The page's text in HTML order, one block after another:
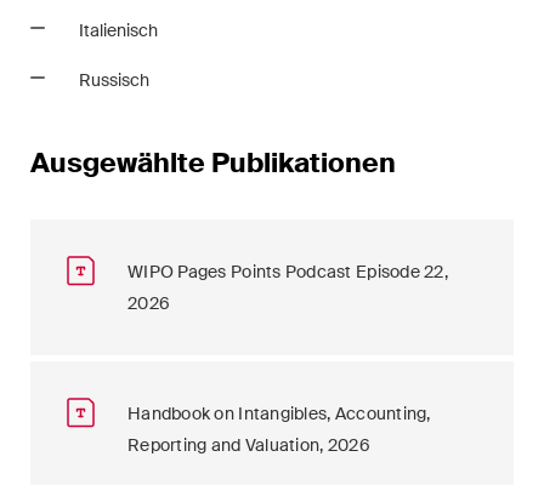
Italienisch
Russisch
Ausgewählte Publikationen
WIPO Pages Points Podcast Episode 22,
2026
Handbook on Intangibles, Accounting,
Reporting and Valuation, 2026